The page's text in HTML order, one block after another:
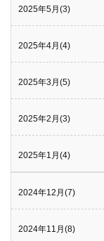
2025年5月(3)
2025年4月(4)
2025年3月(5)
2025年2月(3)
2025年1月(4)
2024年12月(7)
2024年11月(8)